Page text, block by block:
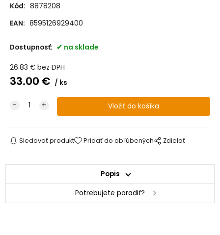
Kód: 8878208
EAN: 8595126929400
Dostupnosť: na sklade
26.83 € bez DPH
33.00 € ks
Sledovať produkt Pridať do obľúbených Zdielať
Popis
Potrebujete poradiť?